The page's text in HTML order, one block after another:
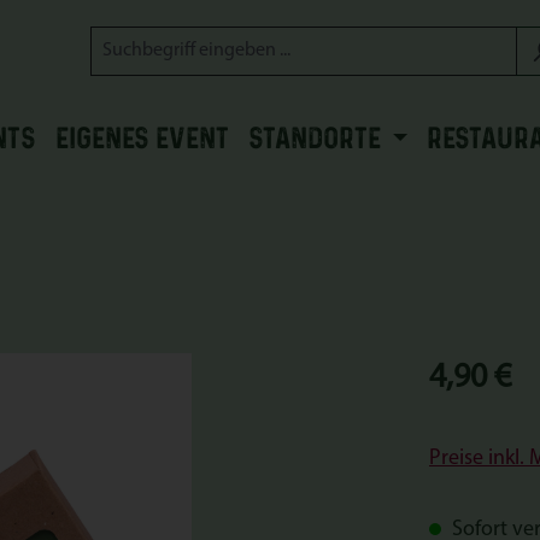
EIGENES EVENT STANDORTE
Regulärer
4,90 €
Preise inkl.
Sofort